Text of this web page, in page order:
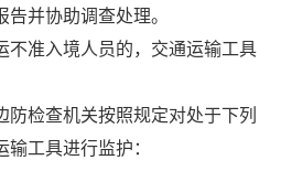
并协助调查处理。
准入境人员的，交通运输工具
检查机关按照规定对处于下列
工具进行监护：